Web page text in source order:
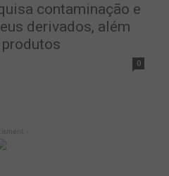
contaminação e
derivados, além
0
-